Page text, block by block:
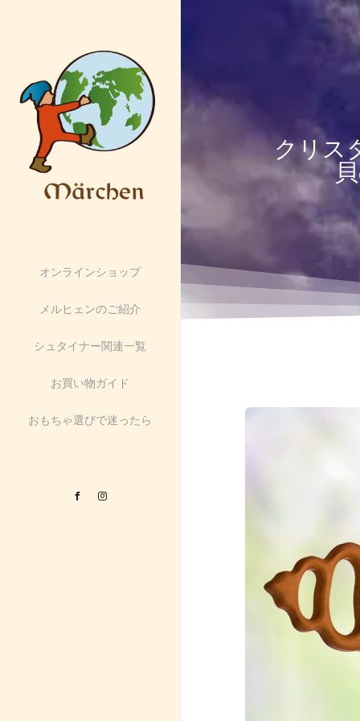
オンラインショップ
メルヒェンのご紹介
シュタイナー関連一覧
お買い物ガイド
おもちゃ選びで迷ったら
Facebook
クリス